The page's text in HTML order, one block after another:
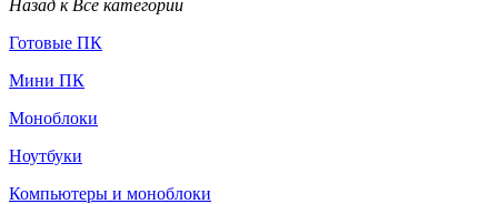
Назад к Все категории
Готовые ПК
Мини ПК
Моноблоки
Ноутбуки
Компьютеры и моноблоки